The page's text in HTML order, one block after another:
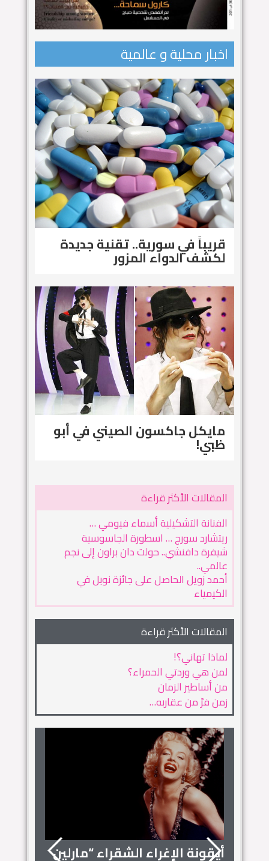
اخبار محلية و عالمية
قريباً في سورية.. تقنية جديدة
لكشف الدواء المزور
مايكل جاكسون الصيني في أبو
ظبي!
المقالات الأكثر قراءة
الفنانة التشكيلية أسماء فيومي …
ريتشارد سورج … اسطورة الجاسوسية
شيفرة دافنشي.. حولت دان براون إلى نجم
عالمي..
أحمد زويل الحاصل على جائزة نوبل في
الكيمياء
المقالات الأكثر قراءة
لماذا تهاني؟!
لمن هي وردتي الحمراء؟
من أساطير الزمان
زمن فرّ من عقاربه…
أيقونة الإغراء الشقراء “مارلين